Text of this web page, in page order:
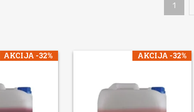
1
AKCIJA -32% AKCIJA -32%